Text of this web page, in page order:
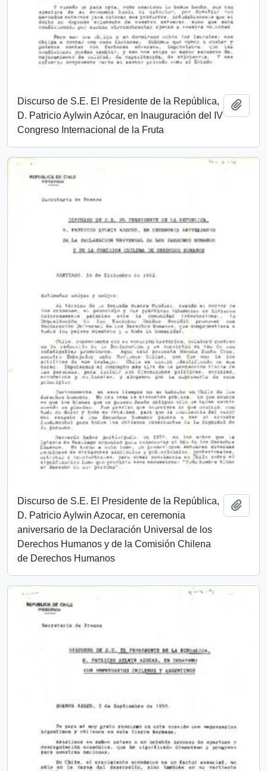
Discurso de S.E. El Presidente de la República,
D. Patricio Aylwin Azócar, en Inauguración del IV
Congreso Internacional de la Fruta
Discurso de S.E. El Presidente de la República,
D. Patricio Aylwin Azocar, en ceremonia
aniversario de la Declaración Universal de los
Derechos Humanos y de la Comisión Chilena
de Derechos Humanos